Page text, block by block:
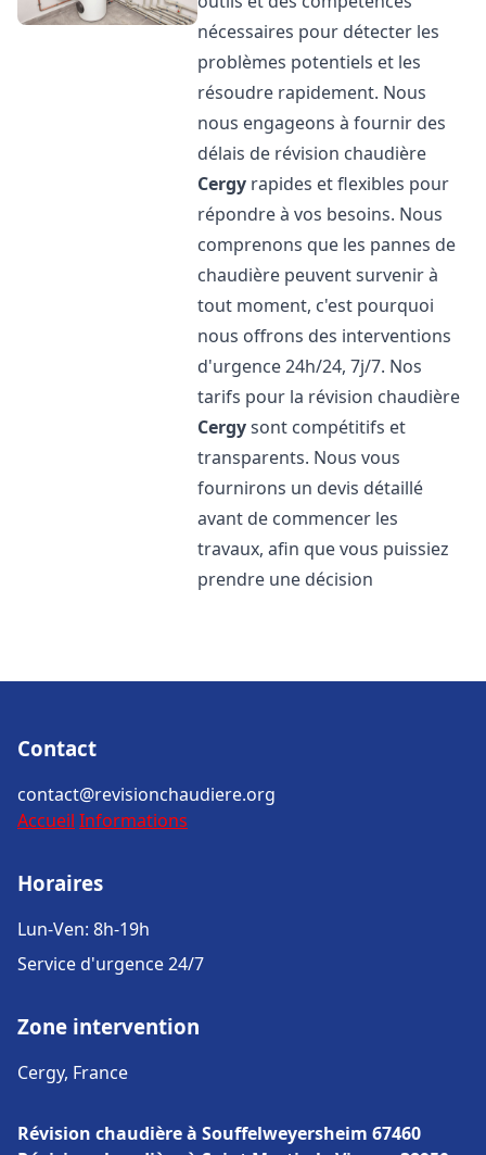
nécessaires pour détecter les
problèmes potentiels et les
résoudre rapidement. Nous
nous engageons à fournir des
délais de révision chaudière
Cergy rapides et flexibles pour
répondre à vos besoins. Nous
comprenons que les pannes de
chaudière peuvent survenir à
tout moment, c'est pourquoi
nous offrons des interventions
d'urgence 24h/24, 7j/7. Nos
tarifs pour la révision chaudière
Cergysont compétitifs et
transparents. Nous vous
fournirons un devis détaillé
avant de commencer les
travaux, afin que vous puissiez
prendre une décision
Contact
contact@revisionchaudiere.org
Accueil Informations
Horaires
Lun-Ven: 8h-19h
Service d'urgence 24/7
Zone intervention
Cergy, France
Révision chaudière à Souffelweyersheim 67460